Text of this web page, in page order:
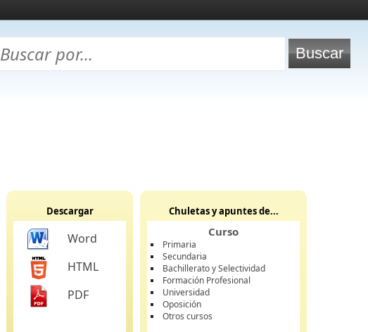
Descargar
Word
HTML
PDF
Chuletas y apuntes de...
Curso
Primaria
Secundaria
Bachillerato y Selectividad
Formación Profesional
Universidad
Oposición
Otros cursos